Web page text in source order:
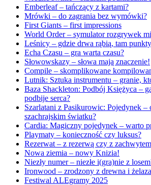
Emberleaf – tańczący z kartami?
Mrówki – do zagrania bez wymówki?
First Giants – first impressions
World Order – symulator rozgrywek
Leśnicy – gdzie drwa rąbią, tam
Echa Czasu – gra warta czasu?
Słowowskazy – słowa mają znaczenie!
Compile – skomplikowane
Lutnik: Sztuka instrumentu – granie,
Baza Shackleton: Podbój Księżyca –
podbije serca?
Szarlatani z Pasikurowic: Pojedynek –
szachrajskim światku?
Cardia: Magiczny pojedynek – warto
Playmaty – konieczność czy luksus?
Rezerwat – z rezerwą czy z
Nowa ziemia – nowy Knizia!
Niezły numer – niezłe i(gra)nie z
Ironwood – zrodzony z drewna i żelaza
Festiwal ALEgramy 2025